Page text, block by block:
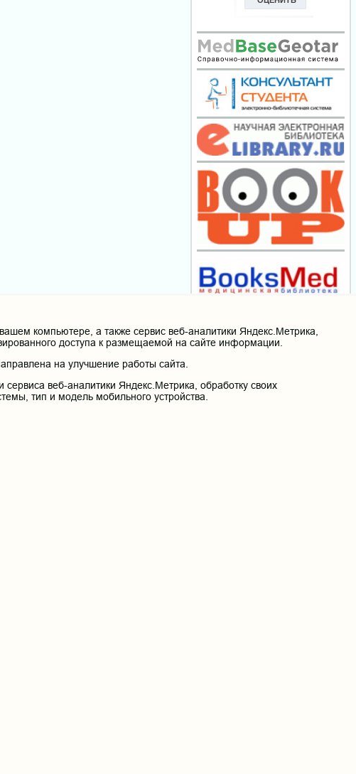
компьютере, а также сервис веб-аналитики Яндекс.Метрика,
доступа к размещаемой на сайте информации.
на улучшение работы сайта.
веб-аналитики Яндекс.Метрика, обработку своих
тип и модель мобильного устройства.